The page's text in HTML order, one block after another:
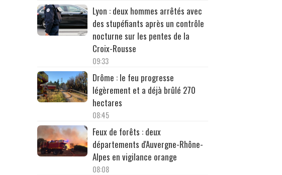
Lyon : deux hommes arrêtés avec
des stupéfiants après un contrôle
nocturne sur les pentes de la
Croix-Rousse
09:33
Drôme : le feu progresse
légèrement et a déjà brûlé 270
hectares
08:45
Feux de forêts : deux
départements d'Auvergne-Rhône-
Alpes en vigilance orange
08:08